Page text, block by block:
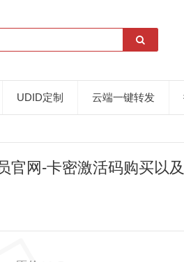
UDID定制 云端一键转发
官网-卡密激活码购买以